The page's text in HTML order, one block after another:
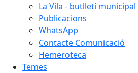
La Vila - butlletí municipal
Publicacions
WhatsApp
Contacte Comunicació
Hemeroteca
Temes